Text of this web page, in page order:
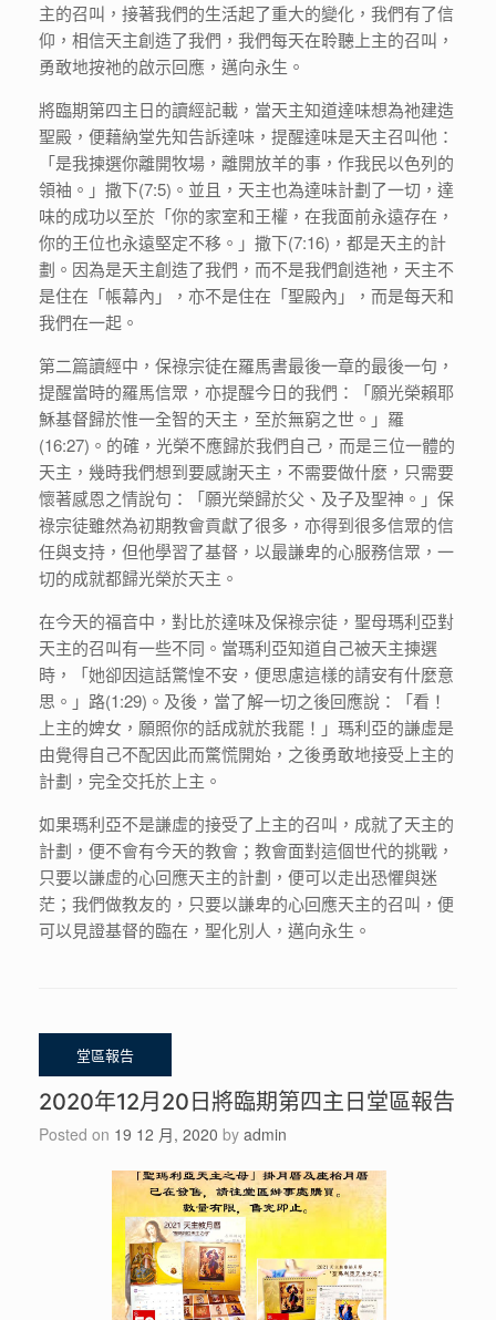
主的召叫，接著我們的生活起了重大的變化，我們有了信
仰，相信天主創造了我們，我們每天在聆聽上主的召叫，
勇敢地按祂的啟示回應，邁向永生。
將臨期第四主日的讀經記載，當天主知道達味想為祂建造
聖殿，便藉納堂先知告訴達味，提醒達味是天主召叫他：
「是我揀選你離開牧場，離開放羊的事，作我民以色列的
領袖。」撒下(7:5)。並且，天主也為達味計劃了一切，達
味的成功以至於「你的家室和王權，在我面前永遠存在，
你的王位也永遠堅定不移。」撒下(7:16)，都是天主的計
劃。因為是天主創造了我們，而不是我們創造祂，天主不
是住在「帳幕內」，亦不是住在「聖殿內」，而是每天和
我們在一起。
第二篇讀經中，保祿宗徒在羅馬書最後一章的最後一句，
提醒當時的羅馬信眾，亦提醒今日的我們：「願光榮賴耶
穌基督歸於惟一全智的天主，至於無窮之世。」羅
(16:27)。的確，光榮不應歸於我們自己，而是三位一體的
天主，幾時我們想到要感謝天主，不需要做什麼，只需要
懷著感恩之情說句：「願光榮歸於父、及子及聖神。」保
祿宗徒雖然為初期教會貢獻了很多，亦得到很多信眾的信
任與支持，但他學習了基督，以最謙卑的心服務信眾，一
切的成就都歸光榮於天主。
在今天的福音中，對比於達味及保祿宗徒，聖母瑪利亞對
天主的召叫有一些不同。當瑪利亞知道自己被天主揀選
時，「她卻因這話驚惶不安，便思慮這樣的請安有什麼意
思。」路(1:29)。及後，當了解一切之後回應說：「看！
上主的婢女，願照你的話成就於我罷！」瑪利亞的謙虛是
由覺得自己不配因此而驚慌開始，之後勇敢地接受上主的
計劃，完全交托於上主。
如果瑪利亞不是謙虛的接受了上主的召叫，成就了天主的
計劃，便不會有今天的教會；教會面對這個世代的挑戰，
只要以謙虛的心回應天主的計劃，便可以走出恐懼與迷
茫；我們做教友的，只要以謙卑的心回應天主的召叫，便
可以見證基督的臨在，聖化別人，邁向永生。
2020年12月20日將臨期第四主日堂區報告
Posted on 19 12 月, 2020 by admin